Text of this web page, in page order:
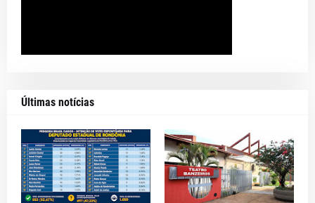
Últimas notícias